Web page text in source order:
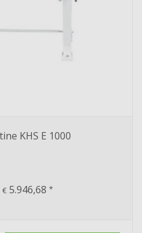
KHS E 1000
€ 5.946,68 *